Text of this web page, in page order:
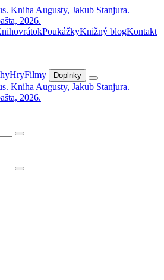
PoukážkyKnižný blogKontakt
HryFilmy Doplnky